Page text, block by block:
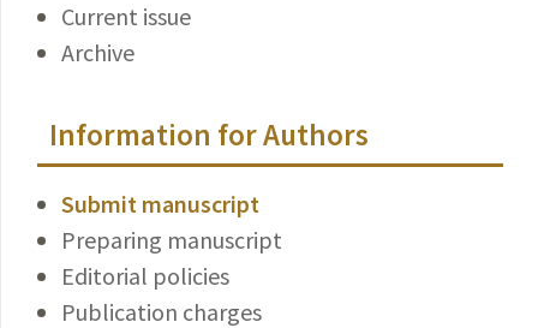
Current issue
Archive
Information for Authors
Submit manuscript
Preparing manuscript
Editorial policies
Publication charges